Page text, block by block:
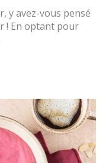
y avez-vous pensé
! En optant pour